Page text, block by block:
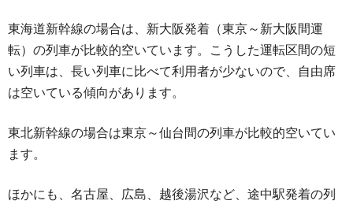
東海道新幹線の場合は、新大阪発着（東京～新大阪間運
転）の列車が比較的空いています。こうした運転区間の短
い列車は、長い列車に比べて利用者が少ないので、自由席
は空いている傾向があります。
東北新幹線の場合は東京～仙台間の列車が比較的空いてい
ます。
ほかにも、名古屋、広島、越後湯沢など、途中駅発着の列